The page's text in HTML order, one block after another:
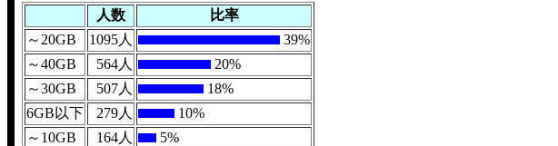
人数
比率
～20GB
1095人
39%
～40GB
564人
20%
～30GB
507人
18%
6GB以下
279人
10%
～10GB
164人
5%